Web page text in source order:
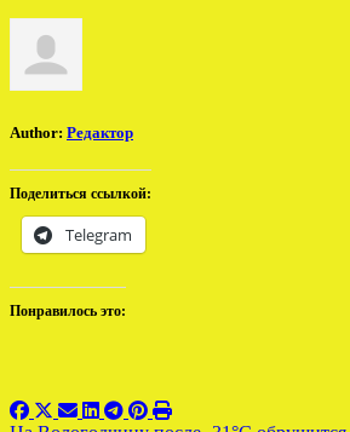
Author: Редактор
Поделиться ссылкой:
Telegram
Понравилось это: